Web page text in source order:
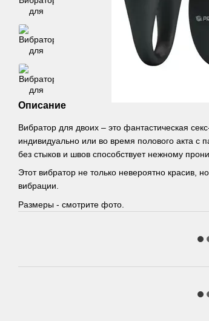
Описание
Вибратор для двоих – это фантастическая
индивидуально или во время полового акта
без стыков и швов способствует нежному
Этот вибратор не только невероятно красив,
вибрации.
Размеры - смотрите фото.